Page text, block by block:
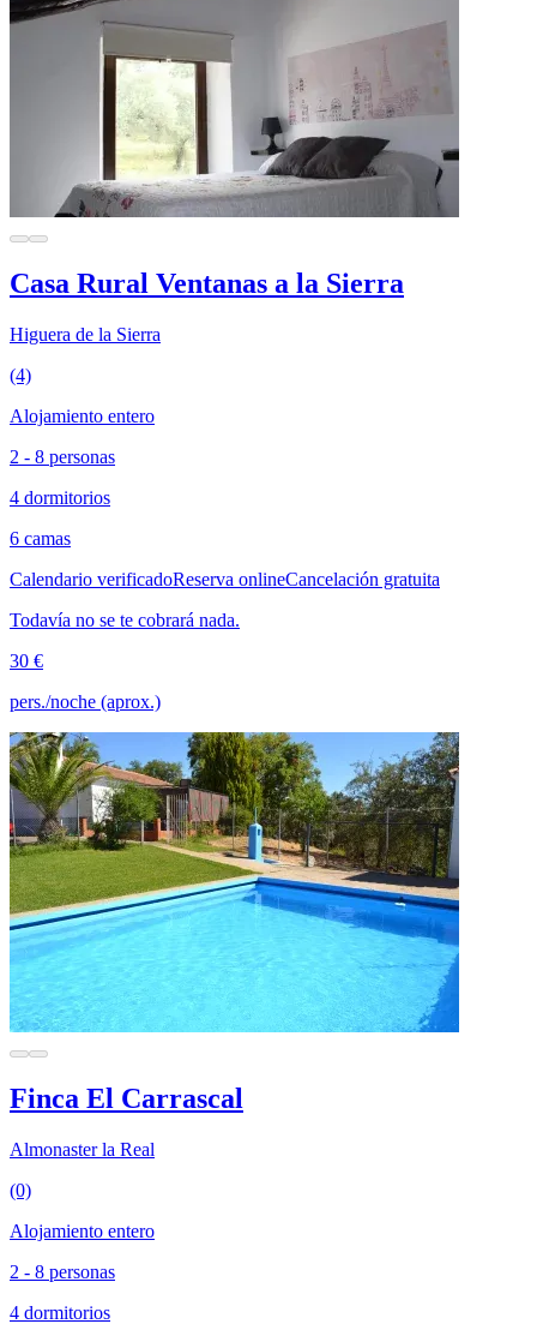
Casa Rural Ventanas a la Sierra
Higuera de la Sierra
(4)
Alojamiento entero
2 - 8 personas
4 dormitorios
6 camas
Calendario verificadoReserva onlineCancelación gratuita
Todavía no se te cobrará nada.
30 €
pers./noche (aprox.)
Finca El Carrascal
Almonaster la Real
(0)
Alojamiento entero
2 - 8 personas
4 dormitorios